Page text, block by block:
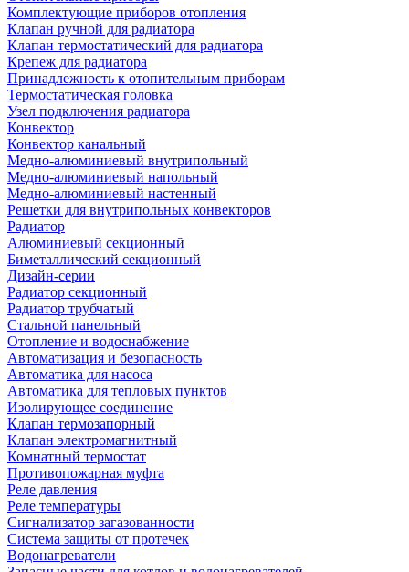
Комплектующие приборов отопления
Клапан ручной для радиатора
Клапан термостатический для радиатора
Крепеж для радиатора
Принадлежность к отопительным приборам
Термостатическая головка
Узел подключения радиатора
Конвектор
Конвектор канальный
Медно-алюминиевый внутрипольный
Медно-алюминиевый напольный
Медно-алюминиевый настенный
Решетки для внутрипольных конвекторов
Радиатор
Алюминиевый секционный
Биметаллический секционный
Дизайн-серии
Радиатор секционный
Радиатор трубчатый
Стальной панельный
Отопление и водоснабжение
Автоматизация и безопасность
Автоматика для насоса
Автоматика для тепловых пунктов
Изолирующее соединение
Клапан термозапорный
Клапан электромагнитный
Комнатный термостат
Противопожарная муфта
Реле давления
Реле температуры
Сигнализатор загазованности
Система защиты от протечек
Водонагреватели